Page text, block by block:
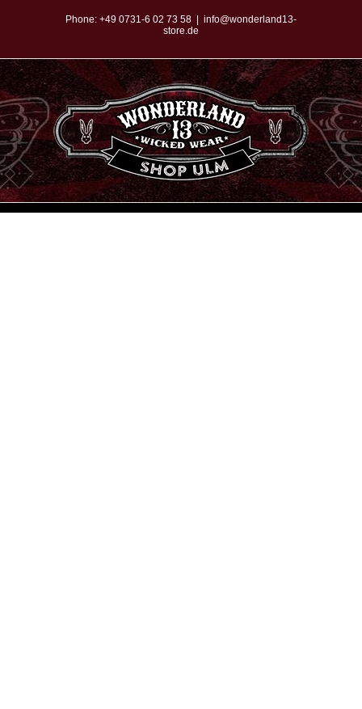
springen
Phone: +49 0731-6 02 73 58
info@wonderland13-
store.de